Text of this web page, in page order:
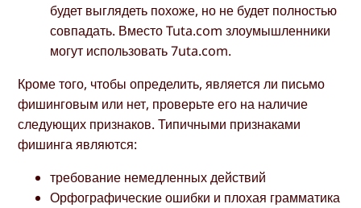
будет выглядеть похоже, но не будет полностью
совпадать. Вместо Tuta.com злоумышленники
могут использовать 7uta.com.
Кроме того, чтобы определить, является ли письмо
фишинговым или нет, проверьте его на наличие
следующих признаков. Типичными признаками
фишинга являются:
требование немедленных действий
Орфографические ошибки и плохая грамматика